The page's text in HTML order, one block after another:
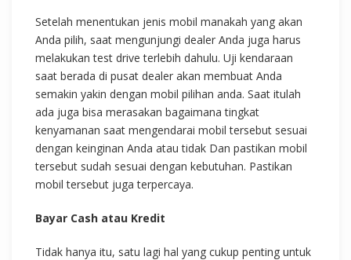
Setelah menentukan jenis mobil manakah yang akan
Anda pilih, saat mengunjungi dealer Anda juga harus
melakukan test drive terlebih dahulu. Uji kendaraan
saat berada di pusat dealer akan membuat Anda
semakin yakin dengan mobil pilihan anda. Saat itulah
ada juga bisa merasakan bagaimana tingkat
kenyamanan saat mengendarai mobil tersebut sesuai
dengan keinginan Anda atau tidak Dan pastikan mobil
tersebut sudah sesuai dengan kebutuhan. Pastikan
mobil tersebut juga terpercaya.
Bayar Cash atau Kredit
Tidak hanya itu, satu lagi hal yang cukup penting untuk